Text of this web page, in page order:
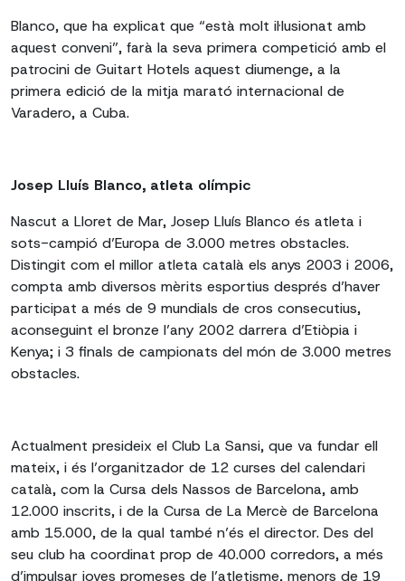
Blanco, que ha explicat que “està molt il·lusionat amb
aquest conveni”, farà la seva primera competició amb el
patrocini de Guitart Hotels aquest diumenge, a la
primera edició de la mitja marató internacional de
Varadero, a Cuba.
Josep Lluís Blanco, atleta olímpic
Nascut a Lloret de Mar, Josep Lluís Blanco és atleta i
sots-campió d’Europa de 3.000 metres obstacles.
Distingit com el millor atleta català els anys 2003 i 2006,
compta amb diversos mèrits esportius després d’haver
participat a més de 9 mundials de cros consecutius,
aconseguint el bronze l’any 2002 darrera d’Etiòpia i
Kenya; i 3 finals de campionats del món de 3.000 metres
obstacles.
Actualment presideix el Club La Sansi, que va fundar ell
mateix, i és l’organitzador de 12 curses del calendari
català, com la Cursa dels Nassos de Barcelona, amb
12.000 inscrits, i de la Cursa de La Mercè de Barcelona
amb 15.000, de la qual també n’és el director. Des del
seu club ha coordinat prop de 40.000 corredors, a més
d’impulsar joves promeses de l’atletisme, menors de 19